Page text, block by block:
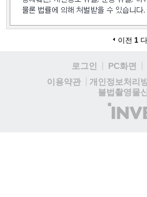
이전 1
로그인 PC화면
이용약관
개인정보처리
불법촬영물
(
인